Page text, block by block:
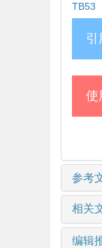
TB53
引
使
参考
相关
编辑